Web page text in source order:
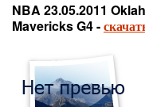
NBA 23.05.2011
Mavericks G4 -